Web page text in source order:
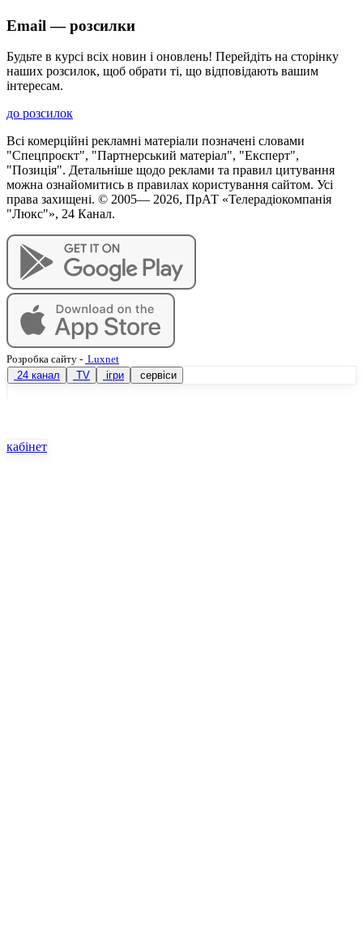
Email — розсилки
Будьте в курсі всіх новин і оновлень! Перейдіть на сторінку
наших розсилок, щоб обрати ті, що відповідають вашим
інтересам.
до розсилок
Всі комерційні рекламні матеріали позначені словами
"Спецпроєкт", "Партнерський матеріал", "Експерт",
"Позиція". Детальніше щодо реклами та правил цитування
можна ознайомитись в правилах користування сайтом. Усі
права захищені. © 2005— 2026, ПрАТ «Телерадіокомпанія
"Люкс"», 24 Канал.
Розробка сайту - Luxnet
24 канал
TV ігри сервіси
кабінет